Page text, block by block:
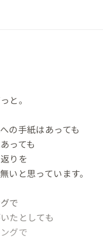
と。
の手紙はあっても
っても
りを
いと思っています。
で
たとしても
グで